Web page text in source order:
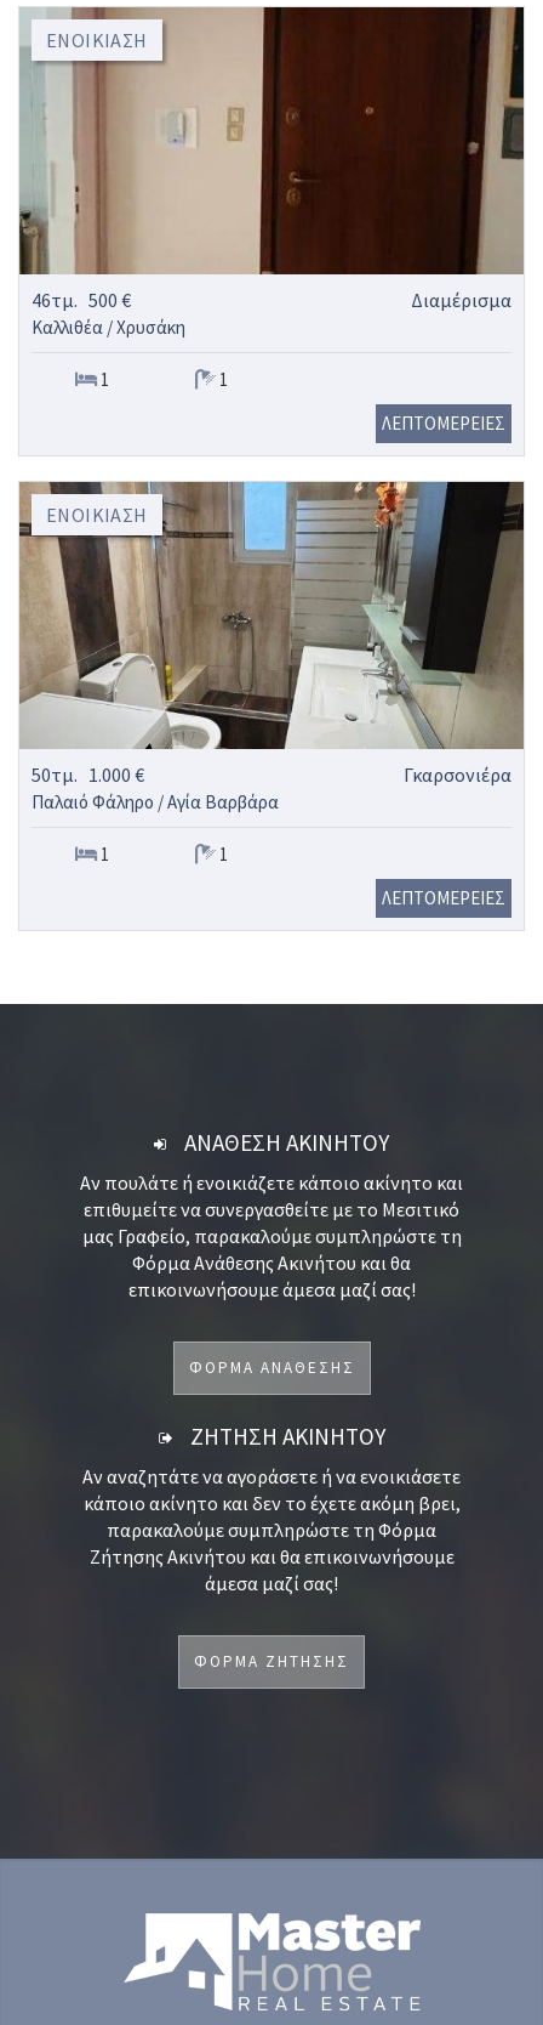
ΕΝΟΙΚΊΑΣΗ
46τμ. 500 € Διαμέρισμα
Καλλιθέα / Χρυσάκη
1
1
ΛΕΠΤΟΜΕΡΕΙΕΣ
ΕΝΟΙΚΊΑΣΗ
50τμ. 1.000 € Γκαρσονιέρα
Παλαιό Φάληρο / Αγία Βαρβάρα
1
1
ΛΕΠΤΟΜΕΡΕΙΕΣ
ΑΝΑΘΕΣΗ ΑΚΙΝΗΤΟΥ
Αν πουλάτε ή ενοικιάζετε κάποιο ακίνητο και
επιθυμείτε να συνεργασθείτε με το Μεσιτικό
μας Γραφείο, παρακαλούμε συμπληρώστε τη
Φόρμα Ανάθεσης Ακινήτου και θα
επικοινωνήσουμε άμεσα μαζί σας!
ΦΟΡΜΑ ΑΝΑΘΕΣΗΣ
ΖΗΤΗΣΗ ΑΚΙΝΗΤΟΥ
Αν αναζητάτε να αγοράσετε ή να ενοικιάσετε
κάποιο ακίνητο και δεν το έχετε ακόμη βρει,
παρακαλούμε συμπληρώστε τη Φόρμα
Ζήτησης Ακινήτου και θα επικοινωνήσουμε
άμεσα μαζί σας!
ΦΟΡΜΑ ΖΗΤΗΣΗΣ